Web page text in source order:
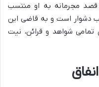
قصد مجرمانه به او منتسب
دشوار است و به قاضی این
تمامی شواهد و قرائن، نیت